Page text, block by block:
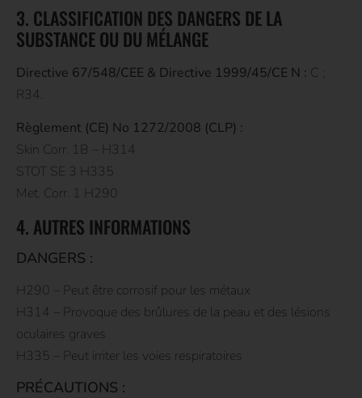
3. CLASSIFICATION DES DANGERS DE LA
SUBSTANCE OU DU MÉLANGE
Directive 67/548/CEE & Directive 1999/45/CE N : C ;
R34.
Règlement (CE) No 1272/2008 (CLP) :
Skin Corr. 1B – H314
STOT SE 3 H335
Met. Corr. 1 H290
4. AUTRES INFORMATIONS
DANGERS :
H290 – Peut être corrosif pour les métaux
H314 – Provoque des brûlures de la peau et des lésions
oculaires graves
H335 – Peut irriter les voies respiratoires
PRÉCAUTIONS :